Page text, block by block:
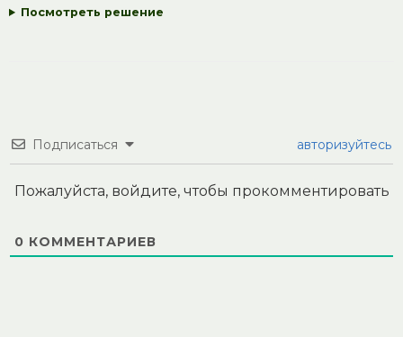
Посмотреть решение
Подписаться авторизуйтесь
Пожалуйста, войдите, чтобы прокомментировать
0 КОММЕНТАРИЕВ